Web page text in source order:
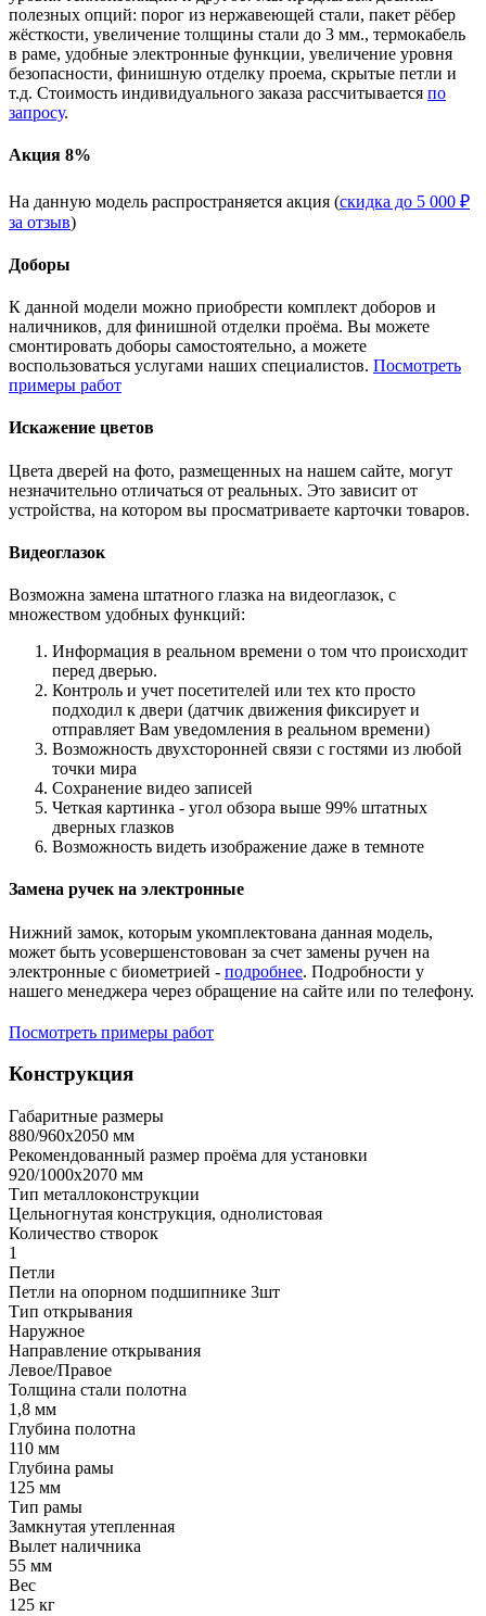
полезных опций: порог из нержавеющей стали, пакет рёбер
жёсткости, увеличение толщины стали до 3 мм., термокабель
в раме, удобные электронные функции, увеличение уровня
безопасности, финишную отделку проема, скрытые петли и
т.д. Стоимость индивидуального заказа рассчитывается по
запросу.
Акция 8%
На данную модель распространяется акция (скидка до 5 000 ₽
за отзыв)
Доборы
К данной модели можно приобрести комплект доборов и
наличников, для финишной отделки проёма. Вы можете
смонтировать доборы самостоятельно, а можете
воспользоваться услугами наших специалистов. Посмотреть
примеры работ
Искажение цветов
Цвета дверей на фото, размещенных на нашем сайте, могут
незначительно отличаться от реальных. Это зависит от
устройства, на котором вы просматриваете карточки товаров.
Видеоглазок
Возможна замена штатного глазка на видеоглазок, с
множеством удобных функций:
Информация в реальном времени о том что происходит
перед дверью.
Контроль и учет посетителей или тех кто просто
подходил к двери (датчик движения фиксирует и
отправляет Вам уведомления в реальном времени)
Возможность двухсторонней связи с гостями из любой
точки мира
Сохранение видео записей
Четкая картинка - угол обзора выше 99% штатных
дверных глазков
Возможность видеть изображение даже в темноте
Замена ручек на электронные
Нижний замок, которым укомплектована данная модель,
может быть усовершенстовован за счет замены ручен на
электронные с биометрией - подробнее. Подробности у
нашего менеджера через обращение на сайте или по телефону.
Посмотреть примеры работ
Конструкция
Габаритные размеры
880/960х2050 мм
Рекомендованный размер проёма для установки
920/1000х2070 мм
Тип металлоконструкции
Цельногнутая конструкция, однолистовая
Количество створок
1
Петли
Петли на опорном подшипнике 3шт
Тип открывания
Наружное
Направление открывания
Левое/Правое
Толщина стали полотна
1,8 мм
Глубина полотна
110 мм
Глубина рамы
125 мм
Тип рамы
Замкнутая утепленная
Вылет наличника
55 мм
Вес
125 кг